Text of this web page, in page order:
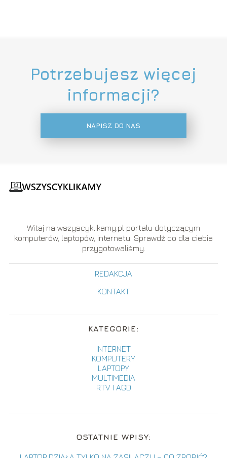
Potrzebujesz więcej
informacji?
NAPISZ DO NAS
Witaj na wszyscyklikamy.pl portalu dotyczącym
komputerów, laptopów, internetu. Sprawdź co dla ciebie
przygotowaliśmy.
REDAKCJA
KONTAKT
KATEGORIE:
INTERNET
KOMPUTERY
LAPTOPY
MULTIMEDIA
RTV I AGD
OSTATNIE WPISY: